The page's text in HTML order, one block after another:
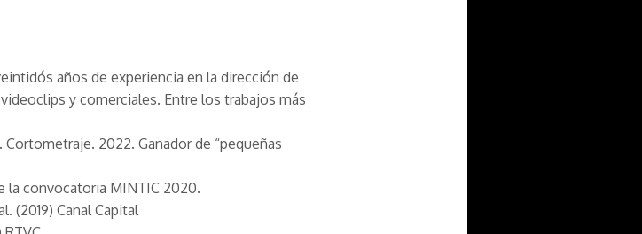
años de experiencia en la dirección de
y comerciales. Entre los trabajos más
2022. Ganador de “pequeñas
la convocatoria MINTIC 2020.
(2019) Canal Capital